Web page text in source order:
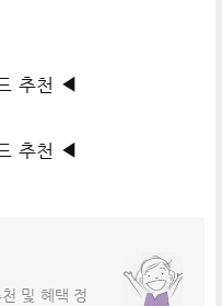
추천 ◀
추천 ◀
및 혜택 정